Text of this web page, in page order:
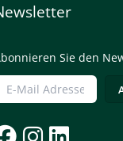
Sie den